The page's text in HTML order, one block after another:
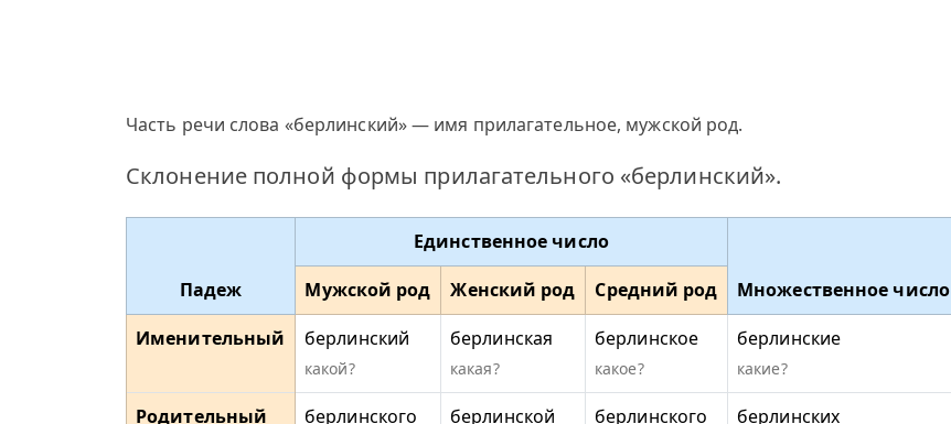
Часть речи слова «берлинский» — имя прилагательное, мужской род.
Склонение полной формы прилагательного «берлинский».
Падеж
Единственное число
Множественное число
Мужской род Женский род
Средний род
Именительный
берлинский
какой?
берлинская
какая?
берлинское
какое?
берлинские
какие?
Родительный берлинского берлинской берлинского берлинских